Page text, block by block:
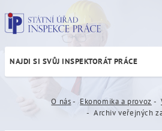
Archiv veřejných
NAJDI SI SVŮJ INSPEKTORÁT PRÁCE
O nás Ekonomika a provoz
Archiv veřejných